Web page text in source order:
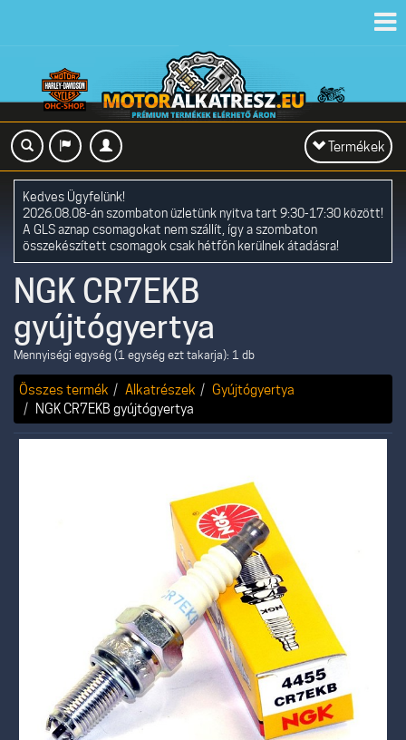
Toggle
navigation
Termékek
Kedves Ügyfelünk!
2026.08.08-án szombaton üzletünk nyitva tart 9:30-17:30 között!
A GLS aznap csomagokat nem szállít, így a szombaton
összekészített csomagok csak hétfőn kerülnek átadásra!
NGK CR7EKB
gyújtógyertya
Mennyiségi egység (1 egység ezt takarja): 1 db
Összes termék Alkatrészek
Gyújtógyertya
NGK CR7EKB gyújtógyertya